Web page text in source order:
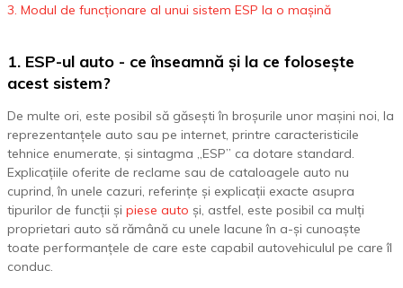
3. Modul de funcționare al unui sistem ESP la o mașină
1. ESP-ul auto - ce înseamnă și la ce folosește
acest sistem?
De multe ori, este posibil să găsești în broșurile unor mașini noi, la
reprezentanțele auto sau pe internet, printre caracteristicile
tehnice enumerate, și sintagma „ESP” ca dotare standard.
Explicațiile oferite de reclame sau de cataloagele auto nu
cuprind, în unele cazuri, referințe și explicații exacte asupra
tipurilor de funcții și piese auto și, astfel, este posibil ca mulți
proprietari auto să rămână cu unele lacune în a-și cunoaște
toate performanțele de care este capabil autovehiculul pe care îl
conduc.